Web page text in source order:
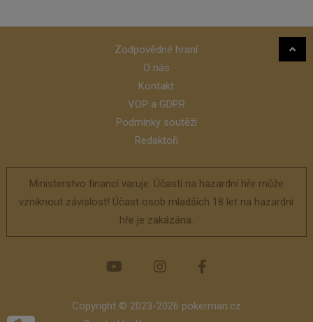
Zodpovědné hraní
O nás
Kontakt
VOP a GDPR
Podmínky soutěží
Redaktoři
Ministerstvo financí varuje: Účastí na hazardní hře může
vzniknout závislost! Účast osob mladších 18 let na hazardní
hře je zakázána.
Copyright © 2023-2026 pokerman.cz